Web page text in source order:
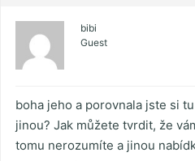
bibi
Guest
boha jeho a porovnala jste si
jinou? Jak můžete tvrdit, že
tomu nerozumíte a jinou